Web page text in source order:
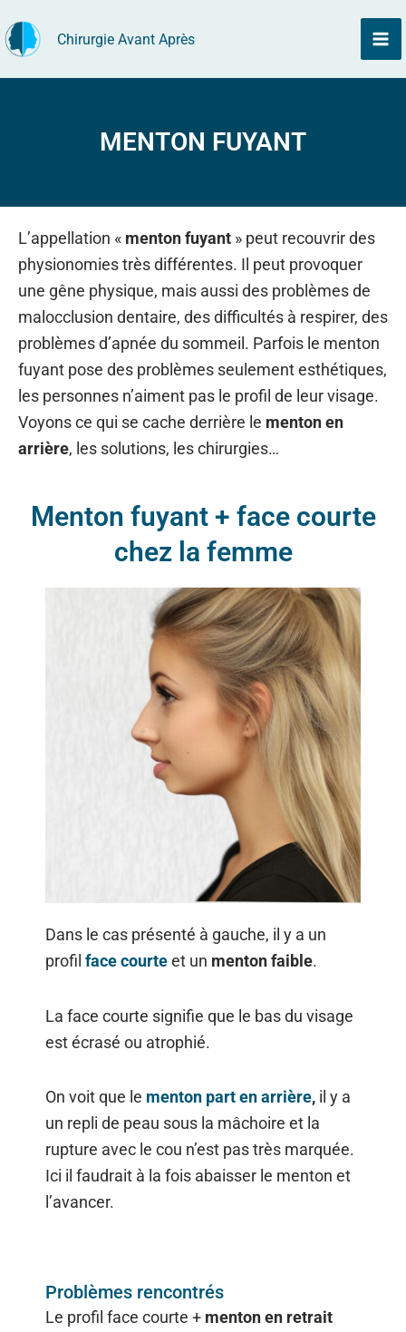
au
contenu
Chirurgie Avant Après
MENTON FUYANT
L’appellation « menton fuyant » peut recouvrir des
physionomies très différentes. Il peut provoquer
une gêne physique, mais aussi des problèmes de
malocclusion dentaire, des difficultés à respirer, des
problèmes d’apnée du sommeil. Parfois le menton
fuyant pose des problèmes seulement esthétiques,
les personnes n’aiment pas le profil de leur visage.
Voyons ce qui se cache derrière le menton en
arrière, les solutions, les chirurgies…
Menton fuyant + face courte
chez la femme
Dans le cas présenté à gauche, il y a un
profil face courteet un menton faible.
La face courte signifie que le bas du visage
est écrasé ou atrophié.
On voit que le menton part en arrière, il y a
un repli de peau sous la mâchoire et la
rupture avec le cou n’est pas très marquée.
Ici il faudrait à la fois abaisser le menton et
l’avancer.
Problèmes rencontrés
Le profil face courte + menton en retrait